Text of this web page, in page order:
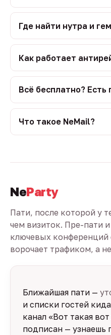
Где найти нутра и
Как работает
Всё бесплатно? Есть
Что такое NeMail?
NeParty
Пати, после которой у
чем визиток. Пре-пати
ключевых конференций
ворочает трафиком, а
Ближайшая пати —
и списки гостей
канал «Вот такая
подписан — узнаешь